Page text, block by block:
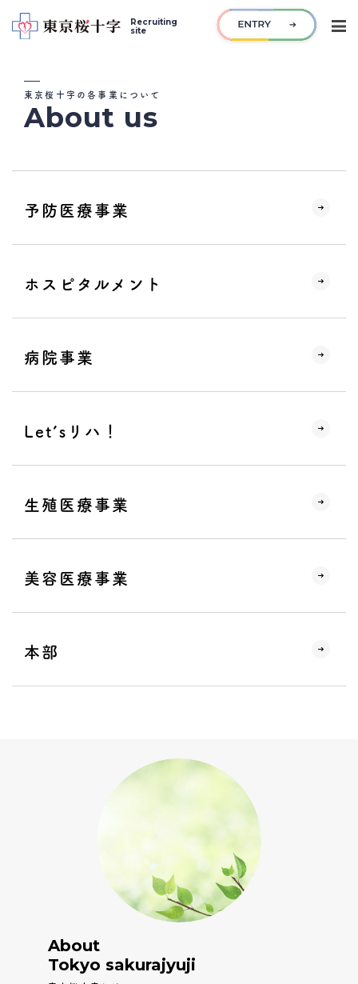
Recruiting
site
NEWS 最新ニュース
INTERVIEW インタビュー
FAQ
プライバシーポリシー
東京桜十字の各事業について
About us
予防医療事業
ホスピタルメント
病院事業
Let’sリハ！
生殖医療事業
美容医療事業
本部
About
Tokyo sakurajyuji